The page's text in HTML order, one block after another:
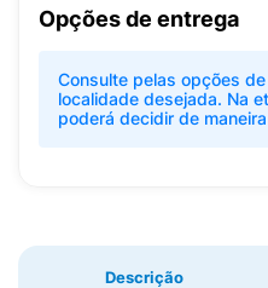
Opções de entrega
Consulte pelas opções
localidade desejada. Na
poderá decidir de
Descrição